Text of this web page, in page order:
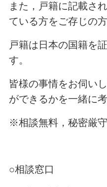
また，戸籍に記載さ
ている方をご存じの
戸籍は日本の国籍を
す。
皆様の事情をお伺い
ができるかを一緒に
※相談無料，秘密厳守
○相談窓口